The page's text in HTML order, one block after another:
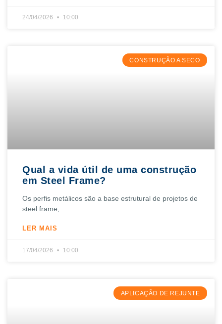
24/04/2026 10:00
CONSTRUÇÃO A SECO
Qual a vida útil de uma construção
em Steel Frame?
Os perfis metálicos são a base estrutural de projetos de
steel frame,
LER MAIS
17/04/2026 10:00
APLICAÇÃO DE REJUNTE